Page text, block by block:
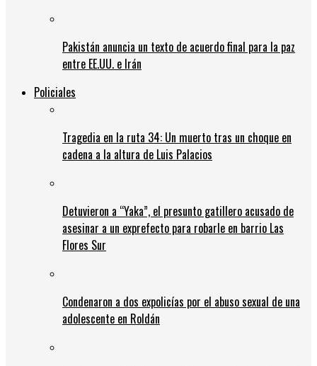
Pakistán anuncia un texto de acuerdo final para la paz
entre EE.UU. e Irán
Policiales
Tragedia en la ruta 34: Un muerto tras un choque en
cadena a la altura de Luis Palacios
Detuvieron a “Yaka”, el presunto gatillero acusado de
asesinar a un exprefecto para robarle en barrio Las
Flores Sur
Condenaron a dos expolicías por el abuso sexual de una
adolescente en Roldán